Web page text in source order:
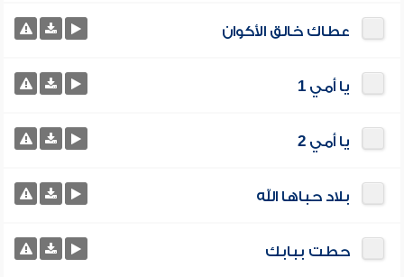
عطاك خالق الأكوان
يا أمي 1
يا أمي 2
بلاد حباها الله
حطت ببابك